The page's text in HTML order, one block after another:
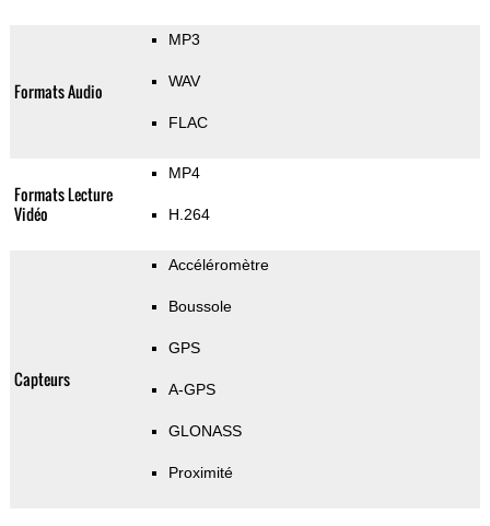
Formats Audio
MP3
WAV
FLAC
Formats Lecture
Vidéo
MP4
H.264
Capteurs
Accéléromètre
Boussole
GPS
A-GPS
GLONASS
Proximité